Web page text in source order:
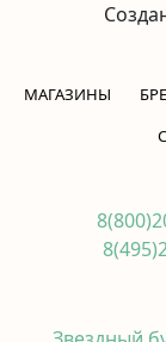
МАГАЗИНЫ